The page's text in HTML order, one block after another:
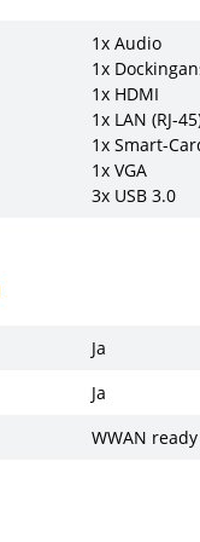
1x Audio
1x
1x HDMI
1x LAN (RJ-
1x Smart-
1x VGA
3x USB 3.0
Ja
Ja
WWAN ready